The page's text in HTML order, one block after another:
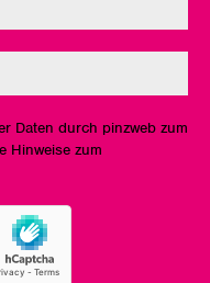
Daten durch pinzweb zum
Hinweise zum